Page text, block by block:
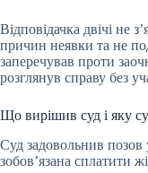
Відповідачка двічі не
причин неявки та не
заперечував проти
розглянув справу без
Що вирішив суд і яку
Суд задовольнив позов
зобов’язана сплатити